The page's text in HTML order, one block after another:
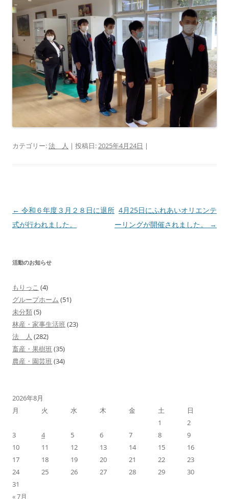
カテゴリー:法 人 | 投稿日:2025年4月24日 |
投
稿
ゲ
シ
ョ
ン
← 令和６年度３月２８日に退所
式が行われました。
4月25日にふれあいオリエンテ
ーリングが開催されました。
→
活動のお知らせ
もりっこ (4)
グループホーム (51)
未分類(5)
林産・家事生活班(23)
法 人 (282)
畜産・果樹班(35)
農産・園芸班(34)
2026年8月
月
火 水 木 金 土
日
1
2
3
4 5 6 7 8
9
10
11 12 13 14 15
16
17
18 19 20 21 22
23
24
25 26 27 28 29
30
31
« 7月